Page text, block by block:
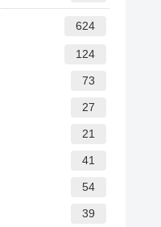
624
124
73
27
21
41
54
39